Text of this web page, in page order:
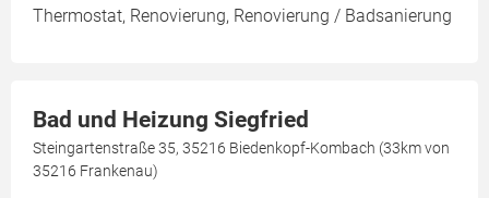
Thermostat, Renovierung, Renovierung / Badsanierung
Bad und Heizung Siegfried
Steingartenstraße 35, 35216 Biedenkopf-Kombach (33km von
35216 Frankenau)